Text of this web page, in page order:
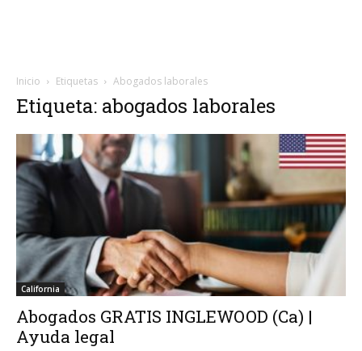
Inicio Etiquetas Abogados laborales
Etiqueta: abogados laborales
California
Abogados GRATIS INGLEWOOD (Ca) |
Ayuda legal